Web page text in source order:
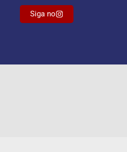
Siga no